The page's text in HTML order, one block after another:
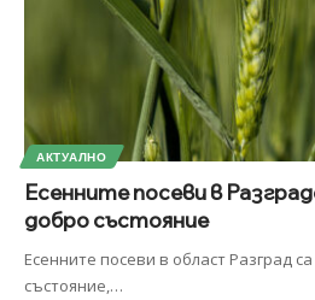
АКТУАЛНО
Есенните посеви в
добро състояние
Есенните посеви в област Разград
състояние,…